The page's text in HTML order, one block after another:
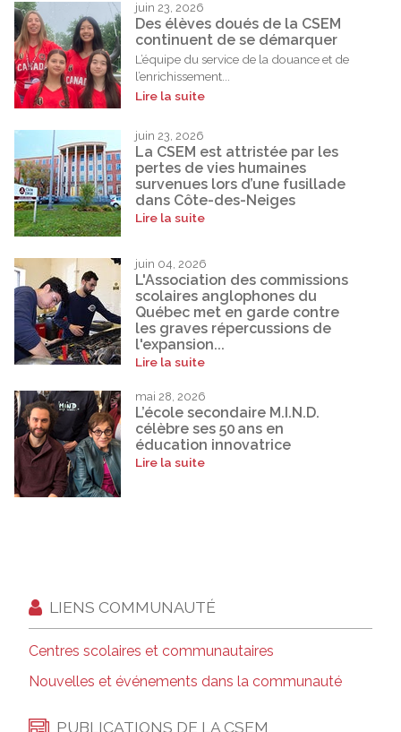
juin 23, 2026
Des élèves doués de la CSEM
continuent de se démarquer
L’équipe du service de la douance et de
l’enrichissement...
Lire la suite
juin 23, 2026
La CSEM est attristée par les
pertes de vies humaines
survenues lors d’une fusillade
dans Côte-des-Neiges
Lire la suite
juin 04, 2026
L'Association des commissions
scolaires anglophones du
Québec met en garde contre
les graves répercussions de
l'expansion...
Lire la suite
mai 28, 2026
L’école secondaire M.I.N.D.
célèbre ses 50 ans en
éducation innovatrice
Lire la suite
LIENS COMMUNAUTÉ
Centres scolaires et communautaires
Nouvelles et événements dans la communauté
PUBLICATIONS DE LA CSEM